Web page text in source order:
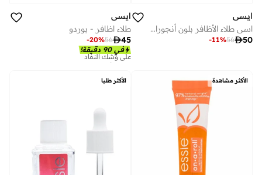
ايسي
اسي طلاء الأظافر بلون أنجورا كاردي 13.5 مل
50
56
-11%
ايسي
طلاء اظافر - بوردو
45
56
-20%
في 90 دقيقة!
تم بيع أكثر من 30 مؤخرا
على وشك النفاد
تم بيع أكثر من 30 مؤخرا
الأكثر مشاهدة الأكثر طلبا